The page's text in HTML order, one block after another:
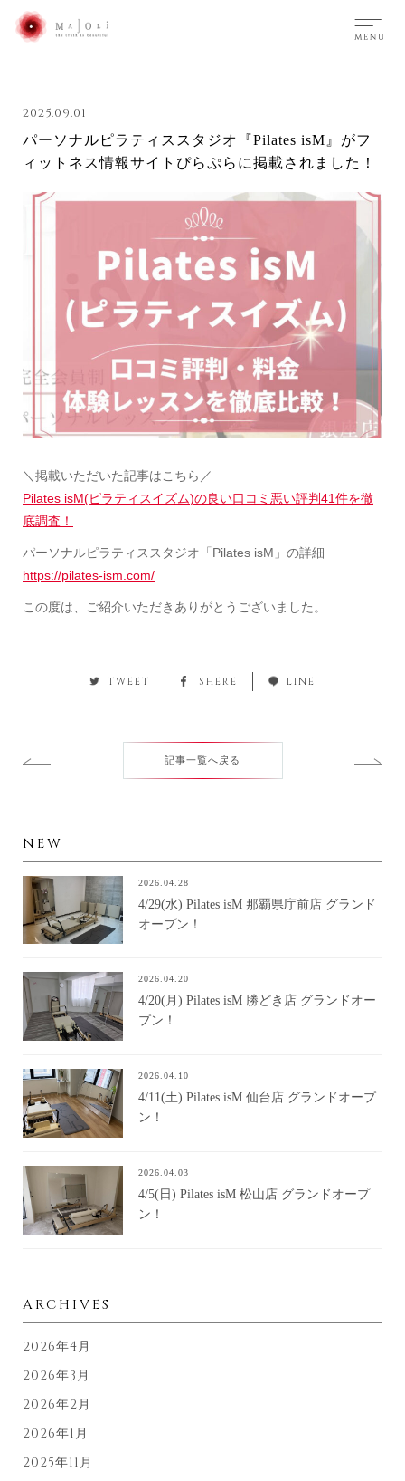
2025.09.01
パーソナルピラティススタジオ『Pilates isM』がフ
ィットネス情報サイトぴらぷらに掲載されました！
＼掲載いただいた記事はこちら／
Pilates isM(ピラティスイズム)の良い口コミ悪い評判41件を徹
底調査！
パーソナルピラティススタジオ「Pilates isM」の詳細
https://pilates-ism.com/
この度は、ご紹介いただきありがとうございました。
TWEET SHERE LINE
記事一覧へ戻る
NEW
2026.04.28
4/29(水) Pilates isM 那覇県庁前店 グランド
オープン！
2026.04.20
4/20(月) Pilates isM 勝どき店 グランドオー
プン！
2026.04.10
4/11(土) Pilates isM 仙台店 グランドオープ
ン！
2026.04.03
4/5(日) Pilates isM 松山店 グランドオープ
ン！
ARCHIVES
2026年4月
2026年3月
2026年2月
2026年1月
2025年11月